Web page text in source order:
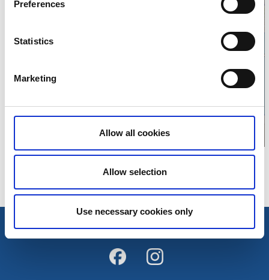
Preferences
Statistics
Marketing
Allow all cookies
Allow selection
Use necessary cookies only